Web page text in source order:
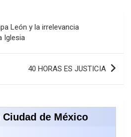
León y la irrelevancia
Iglesia
40 HORAS ES JUSTICIA
Ciudad de México